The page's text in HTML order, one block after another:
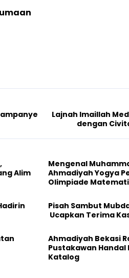
Lajnah Imaillah
dengan
Alim
Mengenal
Ahmadiyah Yogya
Olimpiade
Pisah Sambut
Ucapkan Terima
Ahmadiyah Bekasi
Pustakawan Handal
Katalog